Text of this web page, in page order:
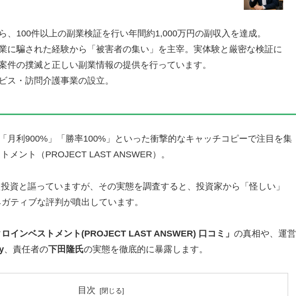
、100件以上の副業検証を行い年間約1,000万円の副収入を達成。
に騙された経験から「被害者の集い」を主宰。実体験と厳密な検証に
件の撲滅と正しい副業情報の提供を行っています。
ス・訪問介護事業の設立。
月利900%」「勝率100%」といった衝撃的なキャッチコピーで注目を集
メント（PROJECT LAST ANSWER）。
資と謳っていますが、その実態を調査すると、投資家から「怪しい」
ティブな評判が噴出しています。
ロインベストメント(PROJECT LAST ANSWER) 口コミ」 の真相や、運営
、責任者の下田隆氏の実態を徹底的に暴露します。
目次